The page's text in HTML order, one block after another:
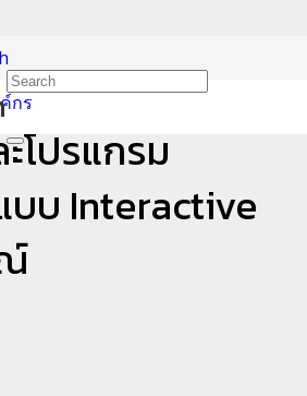
กรรณ์ ใช้ HTML 5
โปรแกรม
บบ Interactive